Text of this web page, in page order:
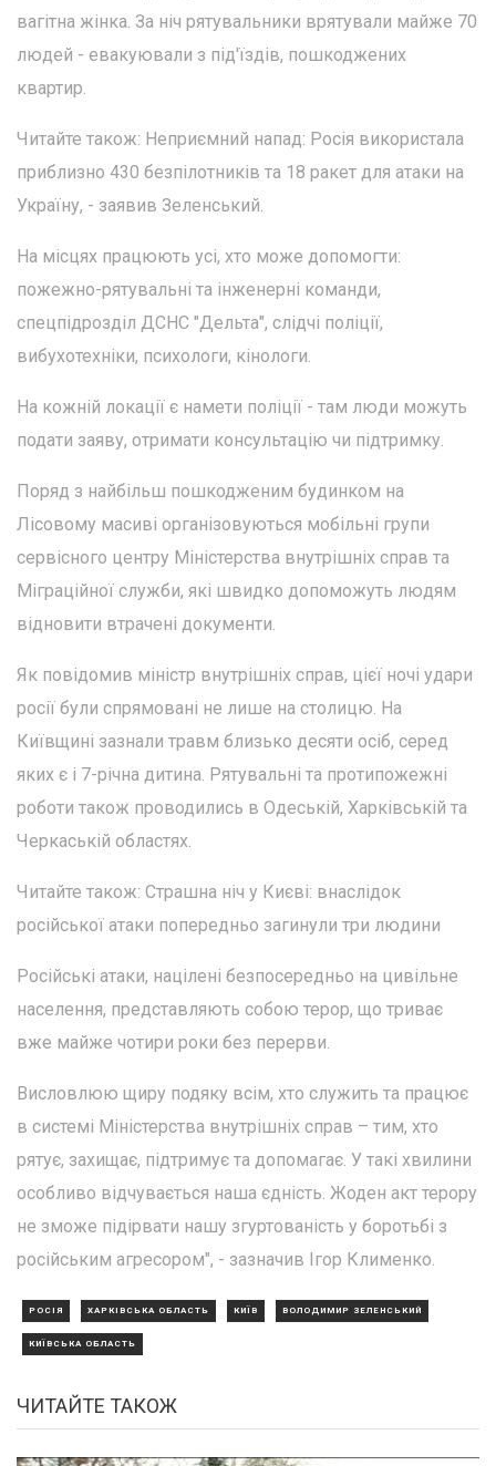
вагітна жінка. За ніч рятувальники врятували майже 70
людей - евакуювали з під'їздів, пошкоджених
квартир.
Читайте також: Неприємний напад: Росія використала
приблизно 430 безпілотників та 18 ракет для атаки на
Україну, - заявив Зеленський.
На місцях працюють усі, хто може допомогти:
пожежно-рятувальні та інженерні команди,
спецпідрозділ ДСНС "Дельта", слідчі поліції,
вибухотехніки, психологи, кінологи.
На кожній локації є намети поліції - там люди можуть
подати заяву, отримати консультацію чи підтримку.
Поряд з найбільш пошкодженим будинком на
Лісовому масиві організовуються мобільні групи
сервісного центру Міністерства внутрішніх справ та
Міграційної служби, які швидко допоможуть людям
відновити втрачені документи.
Як повідомив міністр внутрішніх справ, цієї ночі удари
росії були спрямовані не лише на столицю. На
Київщині зазнали травм близько десяти осіб, серед
яких є і 7-річна дитина. Рятувальні та протипожежні
роботи також проводились в Одеській, Харківській та
Черкаській областях.
Читайте також: Страшна ніч у Києві: внаслідок
російської атаки попередньо загинули три людини
Російські атаки, націлені безпосередньо на цивільне
населення, представляють собою терор, що триває
вже майже чотири роки без перерви.
Висловлюю щиру подяку всім, хто служить та працює
в системі Міністерства внутрішніх справ – тим, хто
рятує, захищає, підтримує та допомагає. У такі хвилини
особливо відчувається наша єдність. Жоден акт терору
не зможе підірвати нашу згуртованість у боротьбі з
російським агресором", - зазначив Ігор Клименко.
РОСІЯ ХАРКІВСЬКА ОБЛАСТЬ КИЇВ ВОЛОДИМИР ЗЕЛЕНСЬКИЙ
КИЇВСЬКА ОБЛАСТЬ
ЧИТАЙТЕ ТАКОЖ